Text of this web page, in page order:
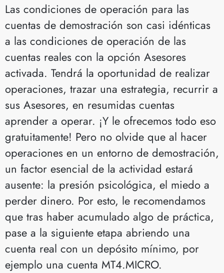
Las condiciones de operación para las
cuentas de demostración son casi idénticas
a las condiciones de operación de las
cuentas reales con la opción Asesores
activada. Tendrá la oportunidad de realizar
operaciones, trazar una estrategia, recurrir a
sus Asesores, en resumidas cuentas
aprender a operar. ¡Y le ofrecemos todo eso
gratuitamente! Pero no olvide que al hacer
operaciones en un entorno de demostración,
un factor esencial de la actividad estará
ausente: la presión psicológica, el miedo a
perder dinero. Por esto, le recomendamos
que tras haber acumulado algo de práctica,
pase a la siguiente etapa abriendo una
cuenta real con un depósito mínimo, por
ejemplo una cuenta MT4.MICRO.